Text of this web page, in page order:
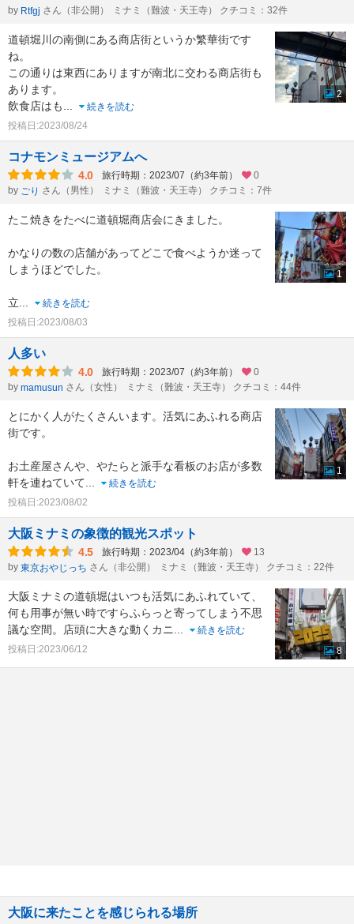
by Rtfgj さん（非公開） ミナミ（難波・天王寺） クチコミ：32件
道頓堀川の南側にある商店街というか繁華街です
ね。
この通りは東西にありますが南北に交わる商店街も
あります。
飲食店はも
続きを読む
投稿日:2023/08/24
2
コナモンミュージアムへ
4.0 旅行時期：2023/07（約3年前）
0
by ごり さん（男性） ミナミ（難波・天王寺） クチコミ：7件
たこ焼きをたべに道頓堀商店会にきました。
かなりの数の店舗があってどこで食べようか迷って
しまうほどでした。
立
続きを読む
投稿日:2023/08/03
1
人多い
4.0 旅行時期：2023/07（約3年前）
0
by mamusun さん（女性） ミナミ（難波・天王寺） クチコミ：44件
とにかく人がたくさんいます。活気にあふれる商店
街です。
お土産屋さんや、やたらと派手な看板のお店が多数
軒を連ねていて
続きを読む
投稿日:2023/08/02
1
大阪ミナミの象徴的観光スポット
4.5 旅行時期：2023/04（約3年前）
13
by 東京おやじっち さん（非公開） ミナミ（難波・天王寺） クチコミ：22件
大阪ミナミの道頓堀はいつも活気にあふれていて、
何も用事が無い時ですらふらっと寄ってしまう不思
議な空間。店頭に大きな動くカニ
続きを読む
投稿日:2023/06/12
8
大阪に来たことを感じられる場所